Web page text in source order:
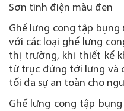
Sơn tĩnh điện màu đen
Ghế lưng cong tập bụng
với các loại ghế lưng
thị trường, khi thiết kế
từ trục đứng tới lưng và
tối đa sự an toàn cho
Ghế lưng cong tập